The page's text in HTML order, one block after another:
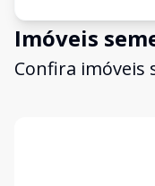
Imóveis
Confira imóveis